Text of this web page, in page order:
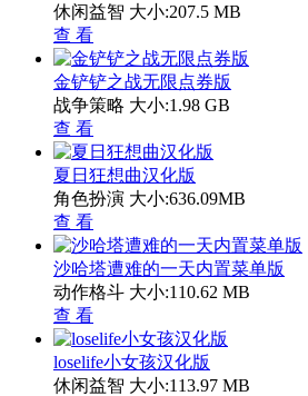
休闲益智 大小:207.5 MB
查 看
金铲铲之战无限点券版
战争策略 大小:1.98 GB
查 看
夏日狂想曲汉化版
角色扮演 大小:636.09MB
查 看
沙哈塔遭难的一天内置菜单版
动作格斗 大小:110.62 MB
查 看
loselife小女孩汉化版
休闲益智 大小:113.97 MB